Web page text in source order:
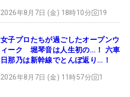
2026年8月7日 (金) 18時10分 19
女子プロたちが過ごしたオープンウ
ィーク 堀琴音は人生初の…！ 六車
日那乃は新幹線でとんぼ返り…！
2026年8月7日 (金) 11時57分 1